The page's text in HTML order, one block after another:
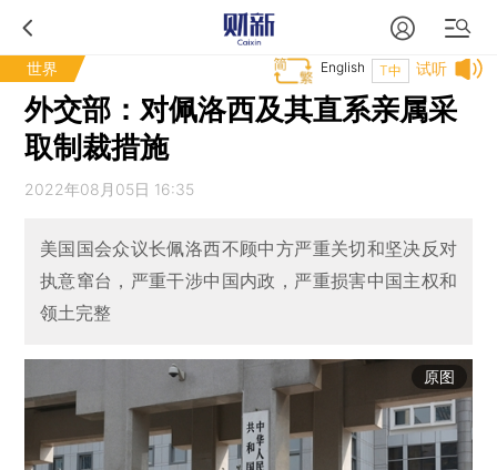
世界 试听
T中
English
外交部：对佩洛西及其直系亲属采
取制裁措施
2022年08月05日 16:35
美国国会众议长佩洛西不顾中方严重关切和坚决反对
执意窜台，严重干涉中国内政，严重损害中国主权和
领土完整
原图